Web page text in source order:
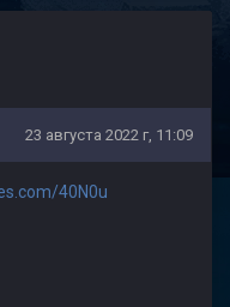
23 августа 2022 г, 11:09
40N0u